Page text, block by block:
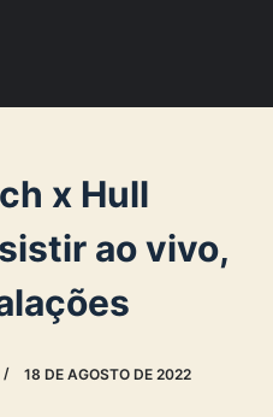
x Hull
ao vivo,
18 DE AGOSTO DE 2022